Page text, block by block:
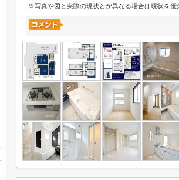
※写真や図と実際の現状とが異なる場合は現状を優